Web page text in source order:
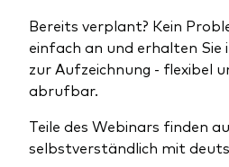
Bereits verplant? Kein
einfach an und erhalten Sie
zur Aufzeichnung - flexibel
abrufbar.
Teile des Webinars finden
selbstverständlich mit